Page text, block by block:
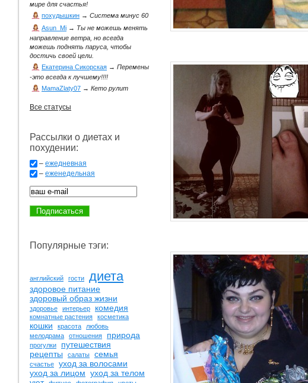
мире для счастья!
похудышкин → Система минус 60
Asun_Mi → Ты не можешь менять
направление ветра, но всегда
можешь поднять паруса, чтобы
достичь своей цели.
Екатерина Сикорская → Перемены
-это всегда к лучшему!!!!
MamaZlaty07 → Кето рулит
Все статусы
Рассылки о диетах и
похудении:
– ежедневная
– еженедельная
Популярные тэги:
английский гости диета
здоровое питание
здоровый образ жизни
здоровье интерьер комедия
комнатные растения косметика
кошки красота
любовь
мелодрама
отношения природа
прогулки
путешествия
рецепты
салаты семья
счастье
уход за волосами
уход за лицом уход за телом